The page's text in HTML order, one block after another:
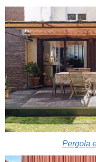
Pergola